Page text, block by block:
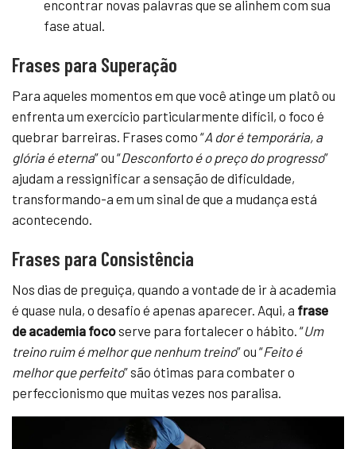
encontrar novas palavras que se alinhem com sua
fase atual.
Frases para Superação
Para aqueles momentos em que você atinge um platô ou
enfrenta um exercício particularmente difícil, o foco é
quebrar barreiras. Frases como “A dor é temporária, a
glória é eterna” ou “Desconforto é o preço do progresso”
ajudam a ressignificar a sensação de dificuldade,
transformando-a em um sinal de que a mudança está
acontecendo.
Frases para Consistência
Nos dias de preguiça, quando a vontade de ir à academia
é quase nula, o desafio é apenas aparecer. Aqui, a frase
de academia focoserve para fortalecer o hábito. “Um
treino ruim é melhor que nenhum treino” ou “Feito é
melhor que perfeito” são ótimas para combater o
perfeccionismo que muitas vezes nos paralisa.